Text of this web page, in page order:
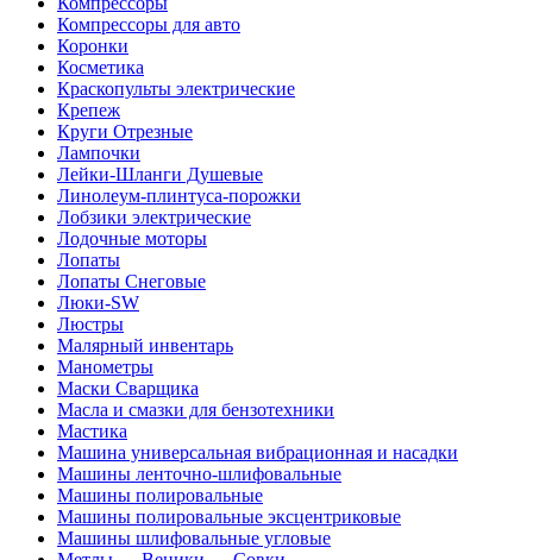
Компрессоры для авто
Коронки
Косметика
Краскопульты электрические
Крепеж
Круги Отрезные
Лампочки
Лейки-Шланги Душевые
Линолеум-плинтуса-порожки
Лобзики электрические
Лодочные моторы
Лопаты
Лопаты Снеговые
Люки-SW
Люстры
Малярный инвентарь
Манометры
Маски Сварщика
Масла и смазки для бензотехники
Мастика
Машина универсальная вибрационная и насадки
Машины ленточно-шлифовальные
Машины полировальные
Машины полировальные эксцентриковые
Машины шлифовальные угловые